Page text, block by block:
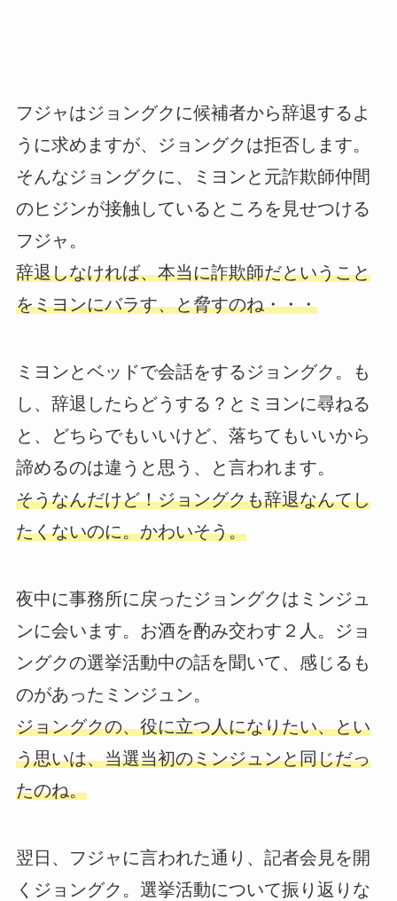
フジャはジョングクに候補者から辞退するよ
うに求めますが、ジョングクは拒否します。
そんなジョングクに、ミヨンと元詐欺師仲間
のヒジンが接触しているところを見せつける
フジャ。
辞退しなければ、本当に詐欺師だということ
をミヨンにバラす、と脅すのね・・・
ミヨンとベッドで会話をするジョングク。も
し、辞退したらどうする？とミヨンに尋ねる
と、どちらでもいいけど、落ちてもいいから
諦めるのは違うと思う、と言われます。
そうなんだけど！ジョングクも辞退なんてし
たくないのに。かわいそう。
夜中に事務所に戻ったジョングクはミンジュ
ンに会います。お酒を酌み交わす２人。ジョ
ングクの選挙活動中の話を聞いて、感じるも
のがあったミンジュン。
ジョングクの、役に立つ人になりたい、とい
う思いは、当選当初のミンジュンと同じだっ
たのね。
翌日、フジャに言われた通り、記者会見を開
くジョングク。選挙活動について振り返りな